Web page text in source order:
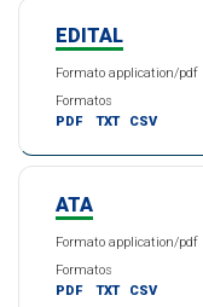
EDITAL
Formato application/pdf
Formatos
PDF
TXT CSV
ATA
Formato application/pdf
Formatos
PDF
TXT CSV